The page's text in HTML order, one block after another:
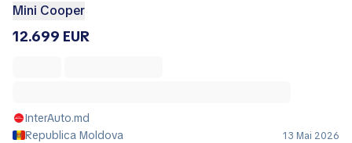
Mini Cooper
12.699 EUR
InterAuto.md
Republica Moldova
13 Mai 2026